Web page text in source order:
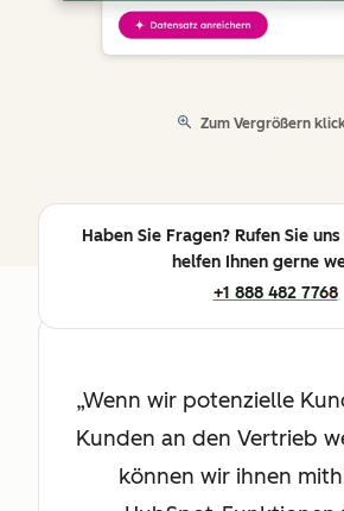
Zum Vergrößern
Haben Sie Fragen? Rufen Sie
helfen Ihnen gerne
+1 888 482 7768
Wenn wir potenzielle
Kunden an den Vertrieb
können wir ihnen